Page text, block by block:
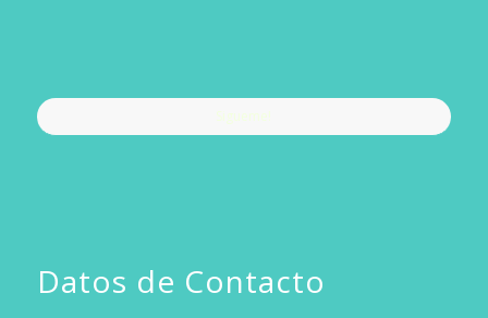
Sigueme!
Datos de Contacto